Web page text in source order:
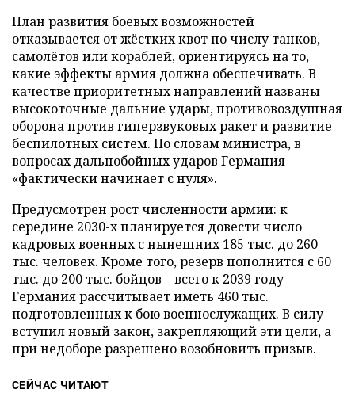
План развития боевых возможностей
отказывается от жёстких квот по числу танков,
самолётов или кораблей, ориентируясь на то,
какие эффекты армия должна обеспечивать. В
качестве приоритетных направлений названы
высокоточные дальние удары, противовоздушная
оборона против гиперзвуковых ракет и развитие
беспилотных систем. По словам министра, в
вопросах дальнобойных ударов Германия
«фактически начинает с нуля».
Предусмотрен рост численности армии: к
середине 2030-х планируется довести число
кадровых военных с нынешних 185 тыс. до 260
тыс. человек. Кроме того, резерв пополнится с 60
тыс. до 200 тыс. бойцов – всего к 2039 году
Германия рассчитывает иметь 460 тыс.
подготовленных к бою военнослужащих. В силу
вступил новый закон, закрепляющий эти цели, а
при недоборе разрешено возобновить призыв.
СЕЙЧАС ЧИТАЮТ